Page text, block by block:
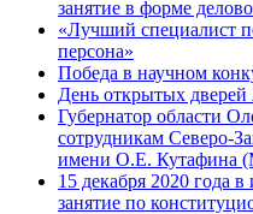
занятие в форме
«Лучший специалист
персона»
Победа в научном
День открытых дверей
Губернатор области
сотрудникам Северо-
имени О.Е.
15 декабря 2020 года
занятие по